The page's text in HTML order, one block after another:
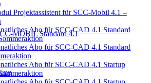
MOBIL Standard 4.1
Projektassistent für SCC-Mobil 4.1 –
Abo für SCC-CAD 4.1 Standard
Abo für SCC-CAD 4.1 Standard
Abo für SCC-CAD 4.1 Startup